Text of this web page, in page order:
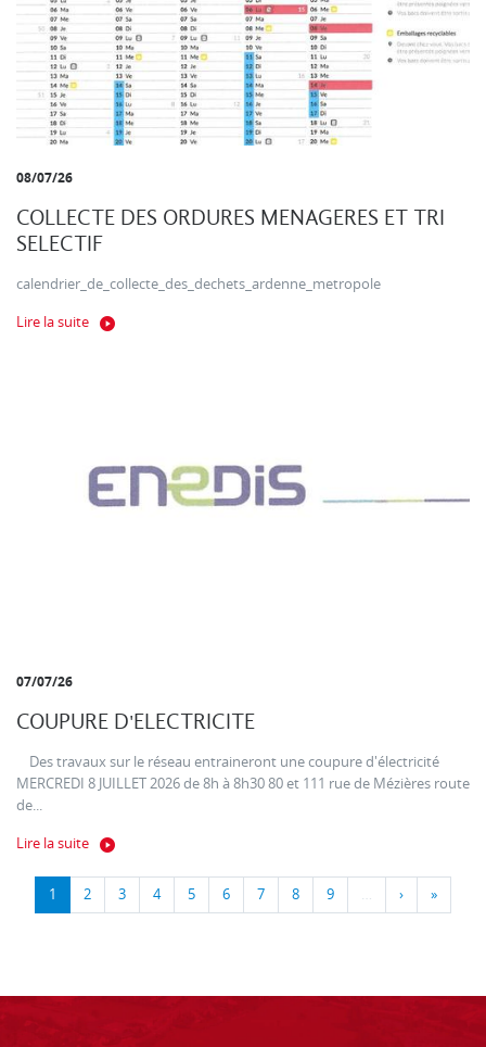
08/07/26
COLLECTE DES ORDURES MENAGERES ET TRI
SELECTIF
calendrier_de_collecte_des_dechets_ardenne_metropole
Lire la suite
07/07/26
COUPURE D'ELECTRICITE
Des travaux sur le réseau entraineront une coupure d'électricité
MERCREDI 8 JUILLET 2026 de 8h à 8h30 80 et 111 rue de Mézières route
de...
Lire la suite
1 2 3 4 5 6 7 8 9 … › »